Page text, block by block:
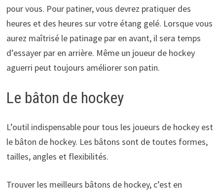
pour vous. Pour patiner, vous devrez pratiquer des
heures et des heures sur votre étang gelé. Lorsque vous
aurez maîtrisé le patinage par en avant, il sera temps
d’essayer par en arrière. Même un joueur de hockey
aguerri peut toujours améliorer son patin.
Le bâton de hockey
L’outil indispensable pour tous les joueurs de hockey est
le bâton de hockey. Les bâtons sont de toutes formes,
tailles, angles et flexibilités.
Trouver les meilleurs bâtons de hockey, c’est en